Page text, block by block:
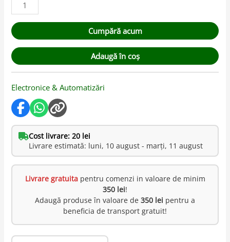
Cumpără acum
Adaugă în coș
Electronice & Automatizări
Cost livrare: 20 lei
Livrare estimată: luni, 10 august - marți, 11 august
Livrare gratuitapentru comenzi in valoare de minim
350 lei!
Adaugă produse în valoare de 350 lei pentru a
beneficia de transport gratuit!